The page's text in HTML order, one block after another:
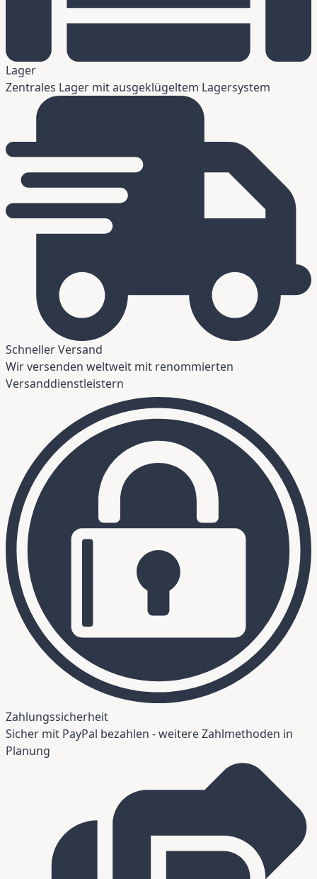
Lager
Zentrales Lager mit ausgeklügeltem Lagersystem
Schneller Versand
Wir versenden weltweit mit renommierten
Versanddienstleistern
Zahlungssicherheit
Sicher mit PayPal bezahlen - weitere Zahlmethoden in
Planung